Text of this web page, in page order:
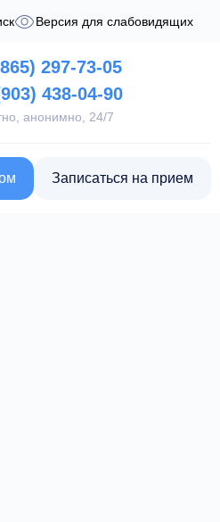
Версия для слабовидящих
297-73-05
438-04-90
анонимно, 24/7
Записаться на прием